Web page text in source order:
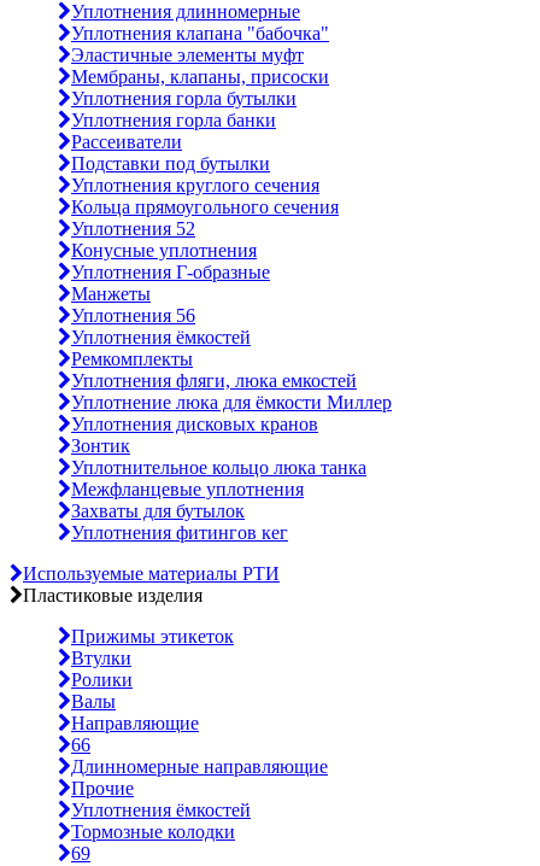
Уплотнения длинномерные
Уплотнения клапана "бабочка"
Эластичные элементы муфт
Мембраны, клапаны, присоски
Уплотнения горла бутылки
Уплотнения горла банки
Рассеиватели
Подставки под бутылки
Уплотнения круглого сечения
Кольца прямоугольного сечения
Уплотнения 52
Конусные уплотнения
Уплотнения Г-образные
Манжеты
Уплотнения 56
Уплотнения ёмкостей
Ремкомплекты
Уплотнения фляги, люка емкостей
Уплотнение люка для ёмкости Миллер
Уплотнения дисковых кранов
Зонтик
Уплотнительное кольцо люка танка
Межфланцевые уплотнения
Захваты для бутылок
Уплотнения фитингов кег
Используемые материалы РТИ
Пластиковые изделия
Прижимы этикеток
Втулки
Ролики
Валы
Направляющие
66
Длинномерные направляющие
Прочие
Уплотнения ёмкостей
Тормозные колодки
69